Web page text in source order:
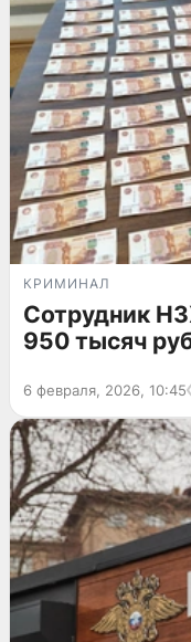
КРИМИНАЛ
Сотрудник
950 тысяч
6 февраля, 2026, 10:45